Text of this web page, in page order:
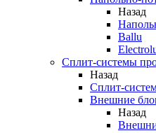
Назад
Ballu
Сплит-системы
Назад
Сплит-
Внешние
Назад